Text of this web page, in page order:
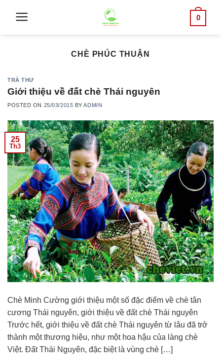
0
CHÈ PHÚC THUẬN
TRÀ THƯ
Giới thiệu về đất chè Thái nguyên
POSTED ON 25/03/2015 BYADMIN
25
Th3
Chè Minh Cường giới thiệu một số đặc điểm về chè tân
cương Thái nguyên, giới thiệu về đất chè Thái nguyên
Trước hết, giới thiệu về đất chè Thái nguyên từ lâu đã trở
thành một thương hiệu, như một hoa hậu của làng chè
Việt. Đất Thái Nguyên, đặc biệt là vùng chè […]